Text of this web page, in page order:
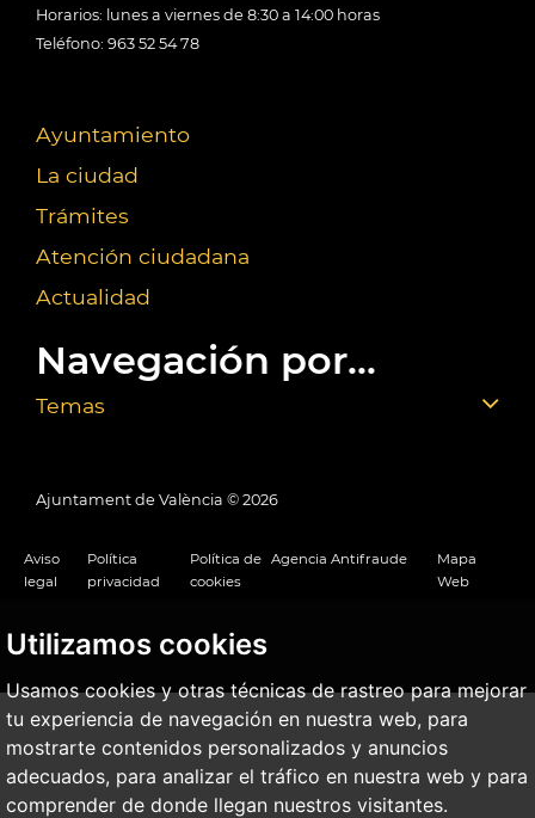
Utilizamos cookies
Usamos cookies y otras técnicas de rastreo para mejorar
tu experiencia de navegación en nuestra web, para
mostrarte contenidos personalizados y anuncios
adecuados, para analizar el tráfico en nuestra web y para
comprender de donde llegan nuestros visitantes.
Horarios: lunes a viernes de 8:30 a 14:00 horas
Teléfono: 963 52 54 78
Ayuntamiento
La ciudad
Trámites
Atención ciudadana
Actualidad
Navegación por...
Temas
Ajuntament de València © 2026
Aviso
legal
Política
privacidad
Política de
cookies
Agencia Antifraude
Mapa
Web